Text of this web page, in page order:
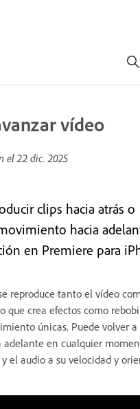
vídeo
el22 dic. 2025
clips hacia atrás o
hacia
en Premiere para
reproduce tanto el vídeo
que crea efectos como
únicas. Puede volver a
adelante en cualquier
el audio a su velocidad y